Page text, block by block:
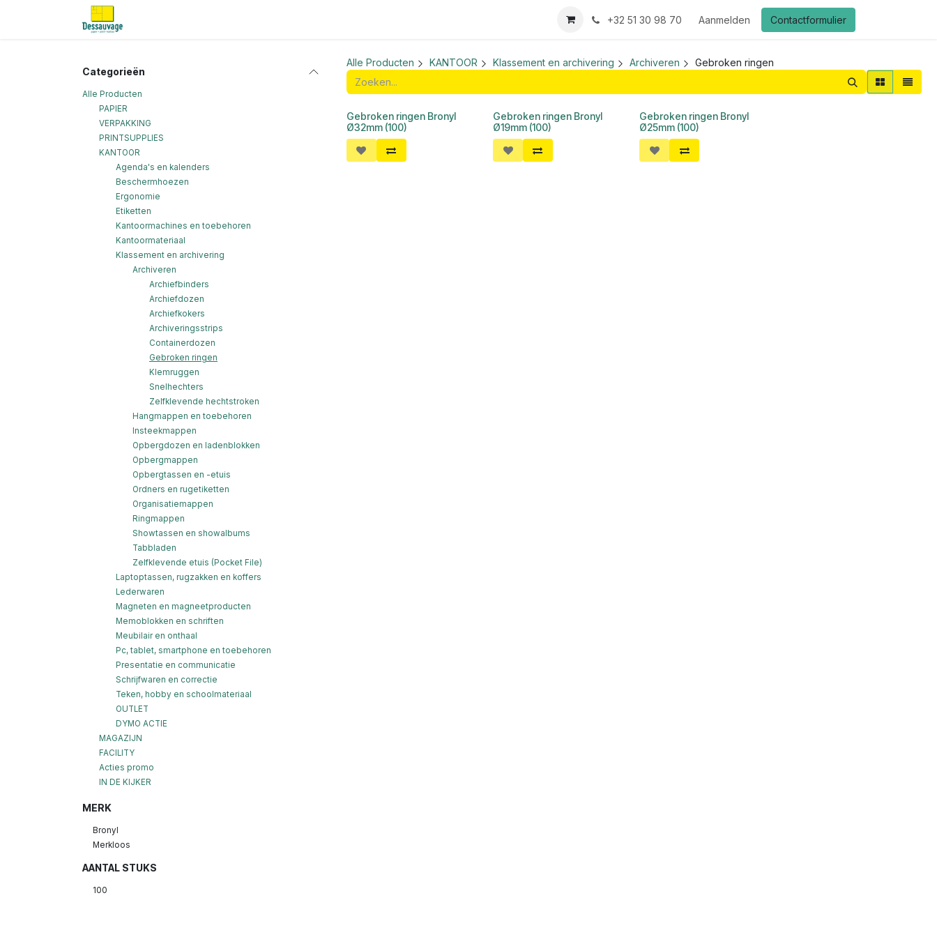
Overslaan naar inhoud
+32 51 30 98 70 Aanmelden Contactformulier
Categorieën
Alle Producten
PAPIER
VERPAKKING
PRINTSUPPLIES
KANTOOR
Agenda's en kalenders
Beschermhoezen
Ergonomie
Etiketten
Kantoormachines en toebehoren
Kantoormateriaal
Klassement en archivering
Archiveren
Archiefbinders
Archiefdozen
Archiefkokers
Archiveringsstrips
Containerdozen
Gebroken ringen
Klemruggen
Snelhechters
Zelfklevende hechtstroken
Hangmappen en toebehoren
Insteekmappen
Opbergdozen en ladenblokken
Opbergmappen
Opbergtassen en -etuis
Ordners en rugetiketten
Organisatiemappen
Ringmappen
Showtassen en showalbums
Tabbladen
Zelfklevende etuis (Pocket File)
Laptoptassen, rugzakken en koffers
Lederwaren
Magneten en magneetproducten
Memoblokken en schriften
Meubilair en onthaal
Pc, tablet, smartphone en toebehoren
Presentatie en communicatie
Schrijfwaren en correctie
Teken, hobby en schoolmateriaal
OUTLET
DYMO ACTIE
MAGAZIJN
FACILITY
Acties promo
IN DE KIJKER
MERK
Bronyl
Merkloos
AANTAL STUKS
100
Alle Producten KANTOOR Klassement en archivering Archiveren Gebroken ringen
Gebroken ringen Bronyl
Ø32mm (100)
Gebroken ringen Bronyl
Ø19mm (100)
Gebroken ringen Bronyl
Ø25mm (100)